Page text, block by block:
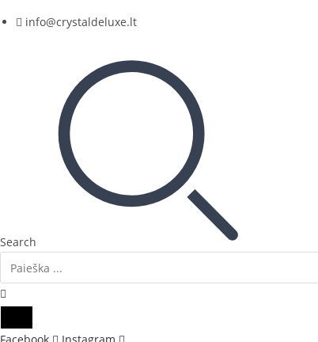
Skip info@crystaldeluxe.lt
Search